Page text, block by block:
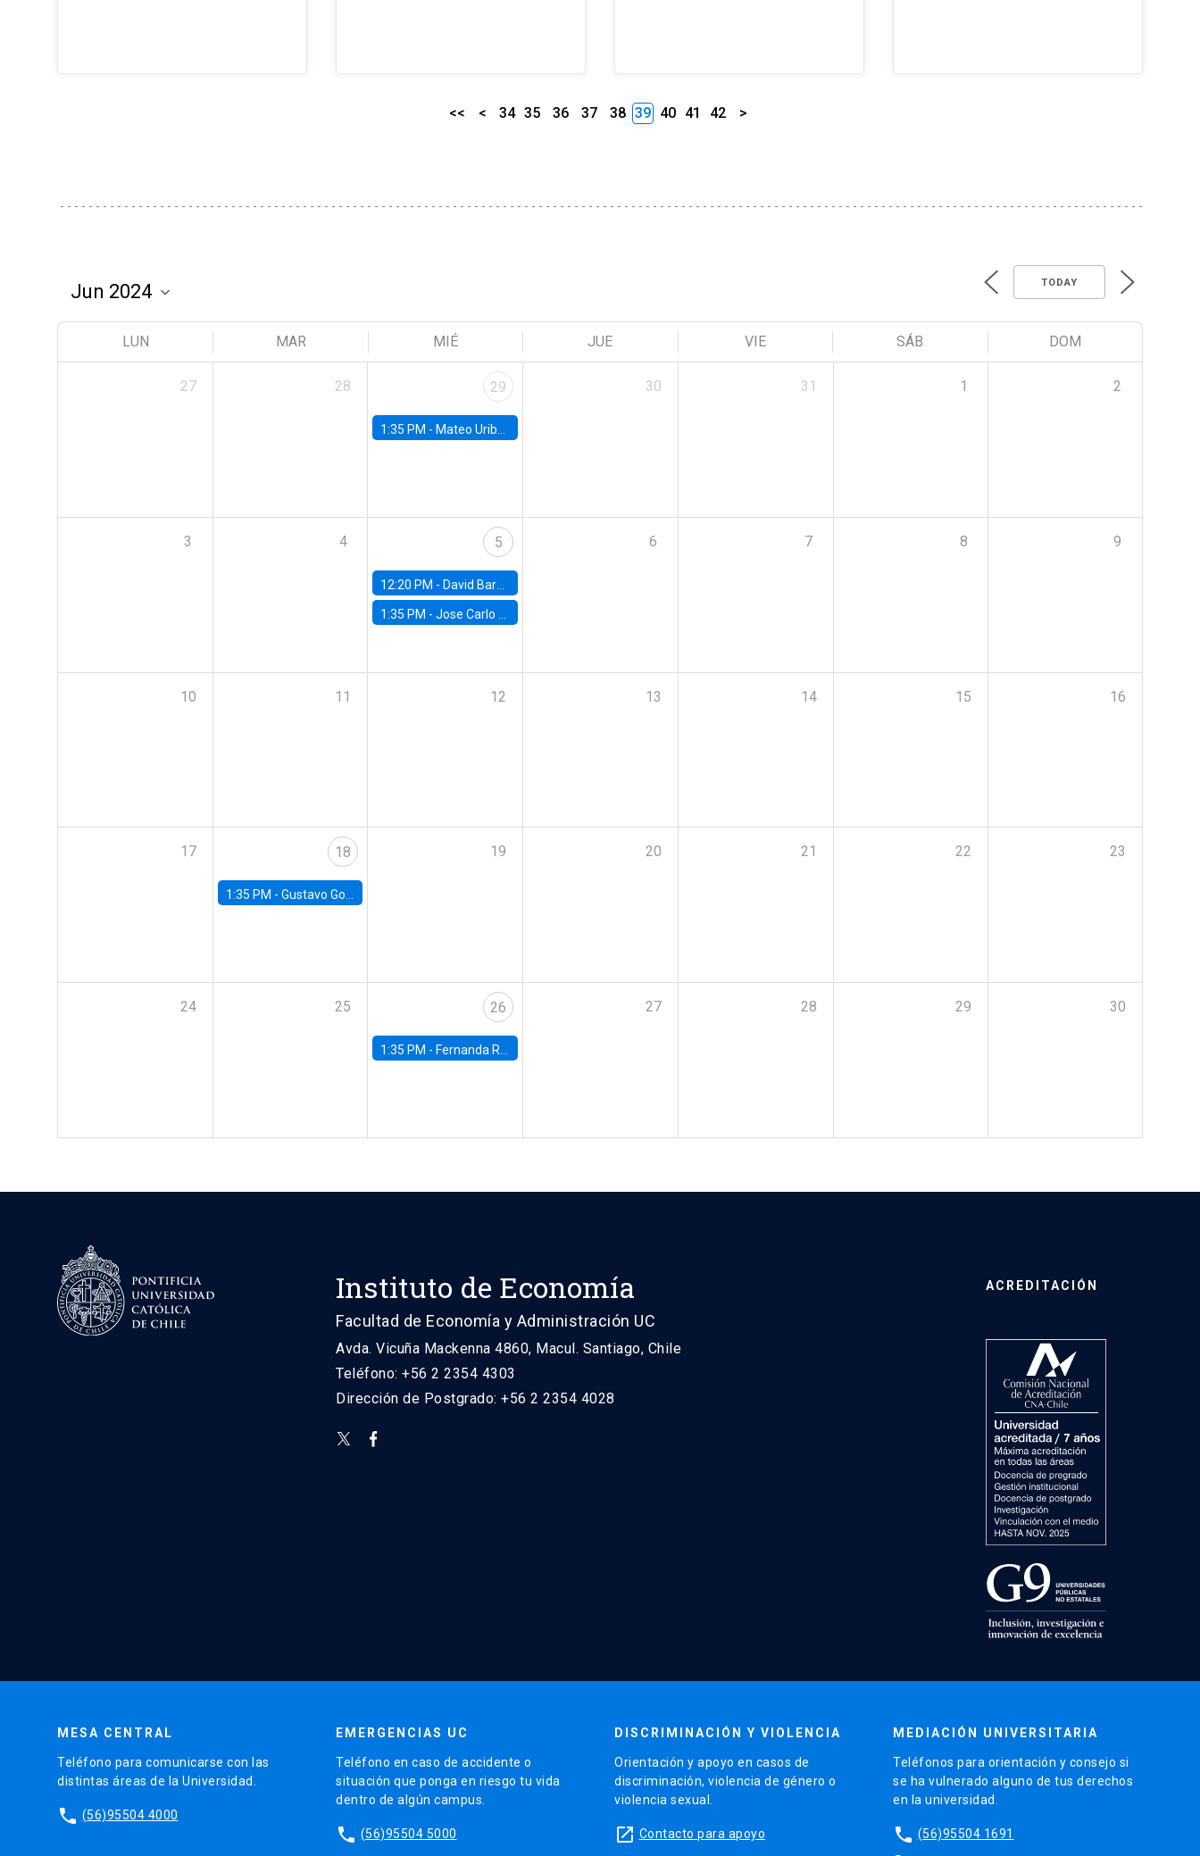
<< < 34 35 36 37 38 39 40 41 42 >
TODAY
LUN MAR MIÉ JUE VIE SÁB DOM
27 28 29
1:35 PM - Mateo Uribe-Castro, Universidad de los Andes (Colombia)
30 31 1 2
3 4 5
12:20 PM - David Bardey, Universidad de los Andes - CEDE
1:35 PM -Jose Carlo Bermudez, UC (ME) & World Bank
6 7 8 9
10 11 12 13 14 15 16
17 18
1:35 PM - Gustavo González, Banco Central de Chile
19 20 21 22 23
24 25 26
1:35 PM - Fernanda Rojas Ampuero, University of Wisconsin-Madison
27 28 29 30
Instituto de Economía
Facultad de Economía y Administración UC
Avda. Vicuña Mackenna 4860, Macul. Santiago, Chile
Teléfono: +56 2 2354 4303
Dirección de Postgrado: +56 2 2354 4028
ACREDITACIÓN
MESA CENTRAL
Teléfono para comunicarse con las
distintas áreas de la Universidad.
phone (56)95504 4000
EMERGENCIAS UC
Teléfono en caso de accidente o
situación que ponga en riesgo tu vida
dentro de algún campus.
phone (56)95504 5000
DISCRIMINACIÓN Y VIOLENCIA
Orientación y apoyo en casos de
discriminación, violencia de género o
violencia sexual.
launch Contacto para apoyo
MEDIACIÓN UNIVERSITARIA
Teléfonos para orientación y consejo si
se ha vulnerado alguno de tus derechos
en la universidad.
phone (56)95504 1691